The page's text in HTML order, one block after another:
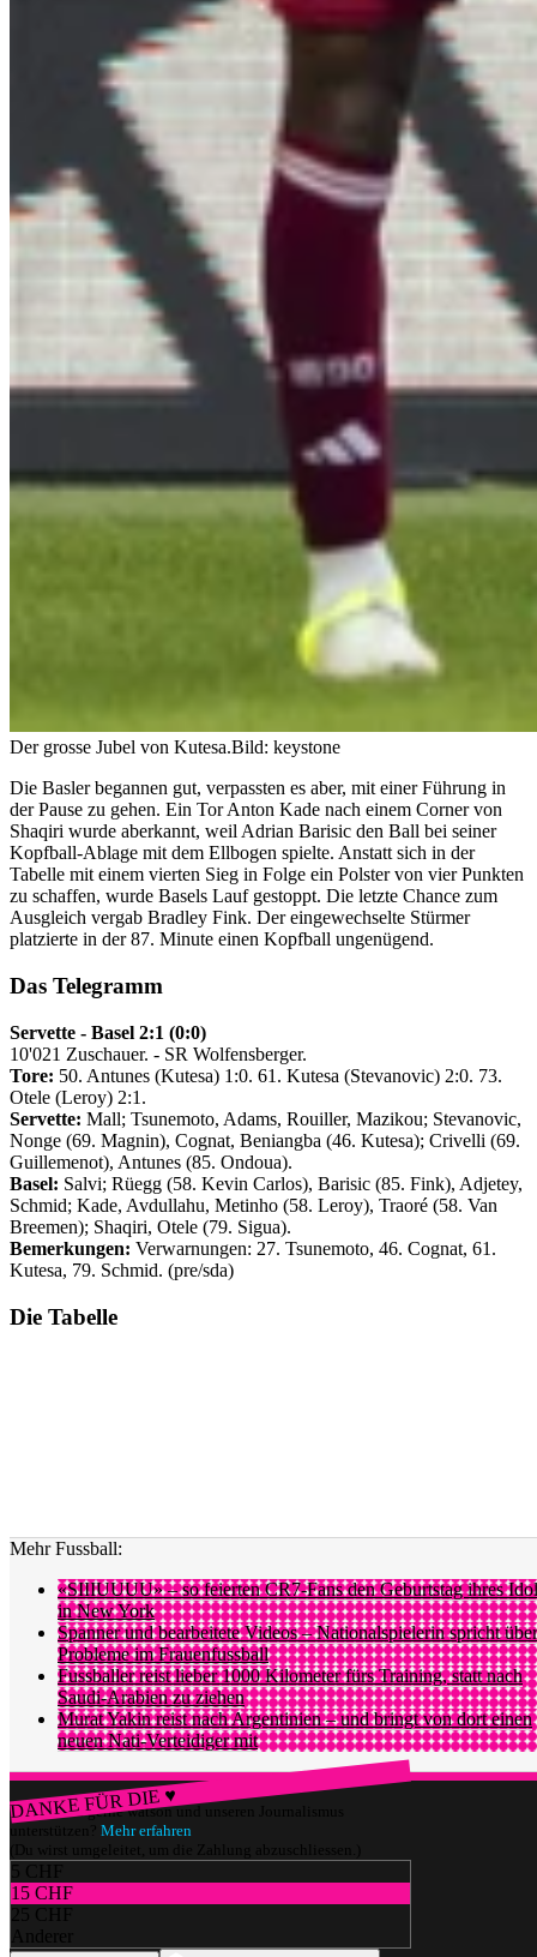
Der grosse Jubel von Kutesa.Bild: keystone
Die Basler begannen gut, verpassten es aber, mit einer Führung in
der Pause zu gehen. Ein Tor Anton Kade nach einem Corner von
Shaqiri wurde aberkannt, weil Adrian Barisic den Ball bei seiner
Kopfball-Ablage mit dem Ellbogen spielte. Anstatt sich in der
Tabelle mit einem vierten Sieg in Folge ein Polster von vier Punkten
zu schaffen, wurde Basels Lauf gestoppt. Die letzte Chance zum
Ausgleich vergab Bradley Fink. Der eingewechselte Stürmer
platzierte in der 87. Minute einen Kopfball ungenügend.
Das Telegramm
Servette - Basel 2:1 (0:0)
10'021 Zuschauer. - SR Wolfensberger.
Tore: 50. Antunes (Kutesa) 1:0. 61. Kutesa (Stevanovic) 2:0. 73.
Otele (Leroy) 2:1.
Servette: Mall; Tsunemoto, Adams, Rouiller, Mazikou; Stevanovic,
Nonge (69. Magnin), Cognat, Beniangba (46. Kutesa); Crivelli (69.
Guillemenot), Antunes (85. Ondoua).
Basel: Salvi; Rüegg (58. Kevin Carlos), Barisic (85. Fink), Adjetey,
Schmid; Kade, Avdullahu, Metinho (58. Leroy), Traoré (58. Van
Breemen); Shaqiri, Otele (79. Sigua).
Bemerkungen: Verwarnungen: 27. Tsunemoto, 46. Cognat, 61.
Kutesa, 79. Schmid. (pre/sda)
Die Tabelle
Mehr Fussball:
«SIIIUUUU» – so feierten CR7-Fans den Geburtstag ihres
in New York
Spanner und bearbeitete Videos – Nationalspielerin spricht über
Probleme im Frauenfussball
Fussballer reist lieber 1000 Kilometer fürs Training, statt nach
Saudi-Arabien zu ziehen
Murat Yakin reist nach Argentinien – und bringt von dort einen
neuen Nati-Verteidiger mit
DANKE FÜR DIE ♥
Würdest du gerne watson und unseren Journalismus
unterstützen? Mehr erfahren
(Du wirst umgeleitet, um die Zahlung abzuschliessen.)
5 CHF
15 CHF
25 CHF
Anderer